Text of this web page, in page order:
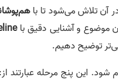
آن تلاش می‌شود تا با
موضوع و‌ آشنایی دقیق با